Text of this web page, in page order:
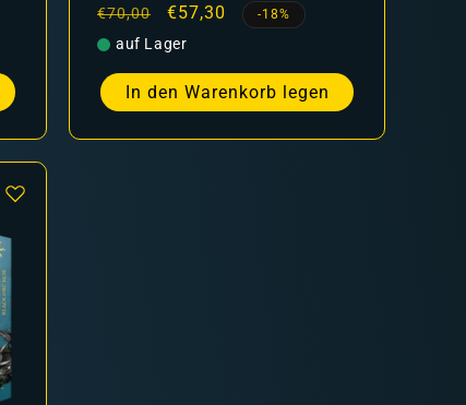
Normaler
Preis
€70,00 Verkaufspreis
€57,30 -18%
auf Lager
In den Warenkorb legen